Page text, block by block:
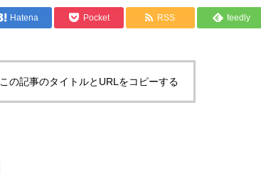
Hatena Pocket RSS feedly
この記事のタイトルとURLをコピーする